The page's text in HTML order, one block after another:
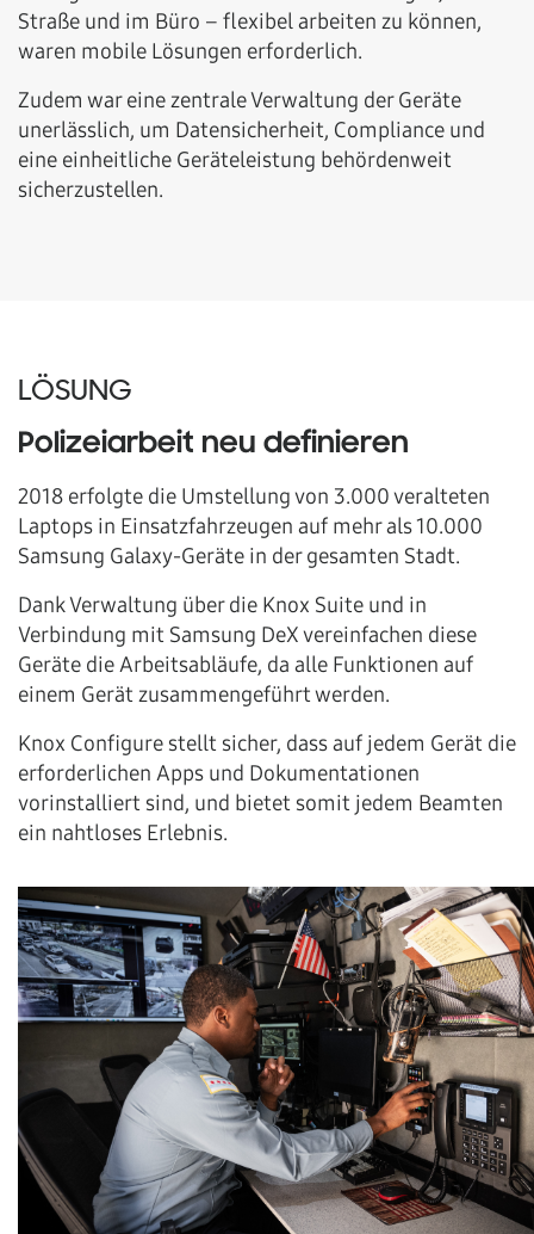
Straße und im Büro ­– flexibel arbeiten zu können,
waren mobile Lösungen erforderlich.
Zudem war eine zentrale Verwaltung der Geräte
unerlässlich, um Datensicherheit, Compliance und
eine einheitliche Geräteleistung behördenweit
sicherzustellen.
LÖSUNG
Polizeiarbeit neu definieren
2018 erfolgte die Umstellung von 3.000 veralteten
Laptops in Einsatzfahrzeugen auf mehr als 10.000
Samsung Galaxy-Geräte in der gesamten Stadt.
Dank Verwaltung über die Knox Suite und in
Verbindung mit Samsung DeX vereinfachen diese
Geräte die Arbeitsabläufe, da alle Funktionen auf
einem Gerät zusammengeführt werden.
Knox Configure stellt sicher, dass auf jedem Gerät die
erforderlichen Apps und Dokumentationen
vorinstalliert sind, und bietet somit jedem Beamten
ein nahtloses Erlebnis.